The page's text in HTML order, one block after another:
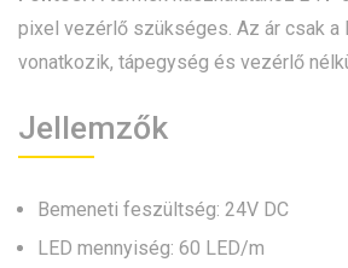
pixel vezérlő szükséges. Az ár csak a
vonatkozik, tápegység és vezérlő
Jellemzők
Bemeneti feszültség: 24V DC
LED mennyiség: 60 LED/m